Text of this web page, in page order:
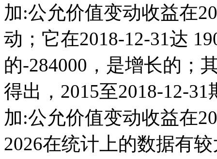
加:公允价值变动收益在
动；它在2018-12-31达
的-284000，是增长的；
得出，2015至2018-12-
加:公允价值变动收益在
2026在统计上的数据有